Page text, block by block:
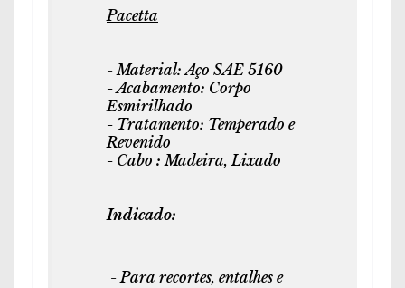
Pacetta
- Material: Aço SAE 5160
-Acabamento: Corpo
Esmirilhado
- Tratamento: Temperado e
Revenido
- Cabo : Madeira, Lixado
Indicado:
- Para recortes, entalhes e